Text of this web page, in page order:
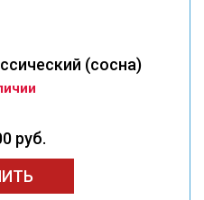
(сосна)
руб.